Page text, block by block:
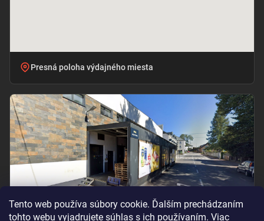
Tento web používa súbory cookie. Ďalším prechádzaním
tohto webu vyjadrujete súhlas s ich používaním. Viac
Presná poloha výdajného miesta